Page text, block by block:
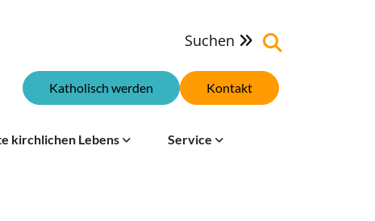
Suchen 
Kontakt
Katholisch werden
kirchlichen Lebens Service